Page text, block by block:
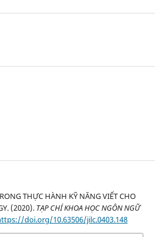
THỰC HÀNH KỸ NĂNG VIẾT CHO
(2020). TẠP CHÍ KHOA HỌC NGÔN NGỮ
doi.org/10.63506/jilc.0403.148